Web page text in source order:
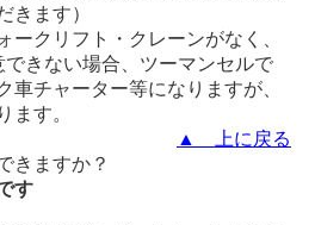
きます）
クリフト・クレーンがなく、
きない場合、ツーマンセルで
車チャーター等になりますが、
ます。
▲ 上に戻る
きますか？
す